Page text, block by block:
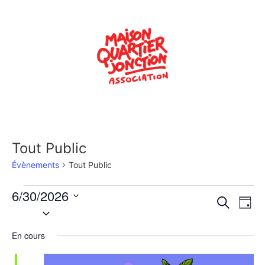
Tout Public
Évènements Tout Public
Recherche
Jour
6/30/2026
Sélectionnez
En cours